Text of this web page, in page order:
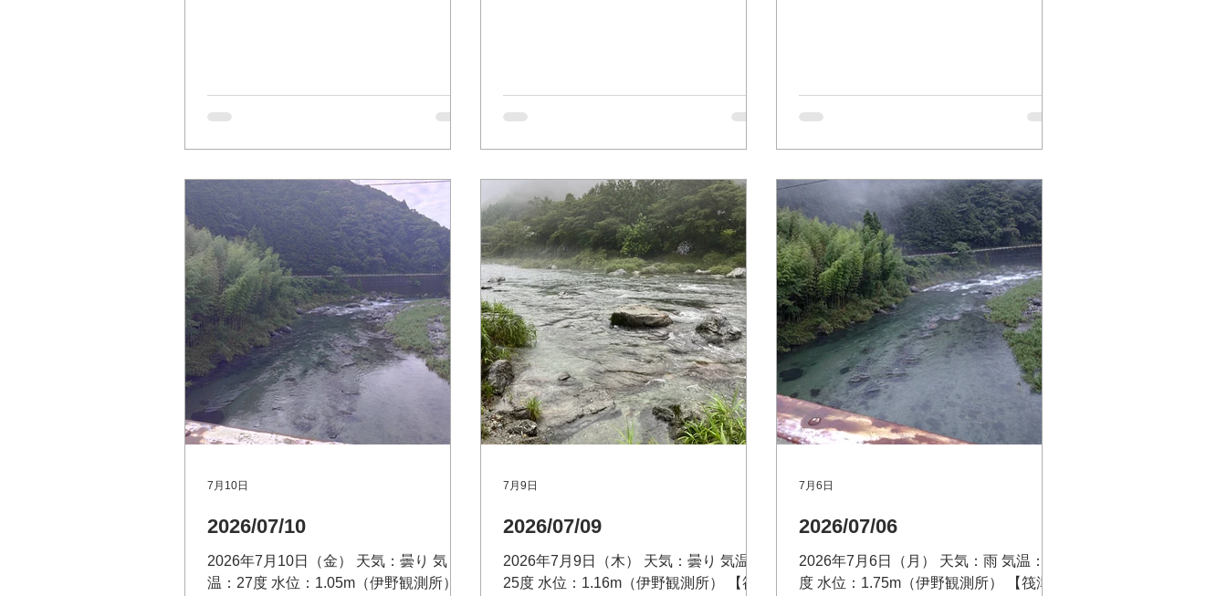
わせ：大渡ダム管理所 電話 0889-32-
2120 川の防災情報はこちら
より少し高いです。 池川友釣り専用区
（支流 土居川 仁淀川町） Google
マップ
2026/07/10
2026年7月10日（金） 天気：曇り 気
温：27度 水位：1.05m（伊野観測所）
7月10日
2026/07/09
2026年7月9日（木） 天気：曇り 気温：
25度 水位：1.16m（伊野観測所） 【筏
7月9日
2026/07/06
2026年7月6日（月） 天気：雨 気温：28
度 水位：1.75m（伊野観測所） 【筏津
7月6日